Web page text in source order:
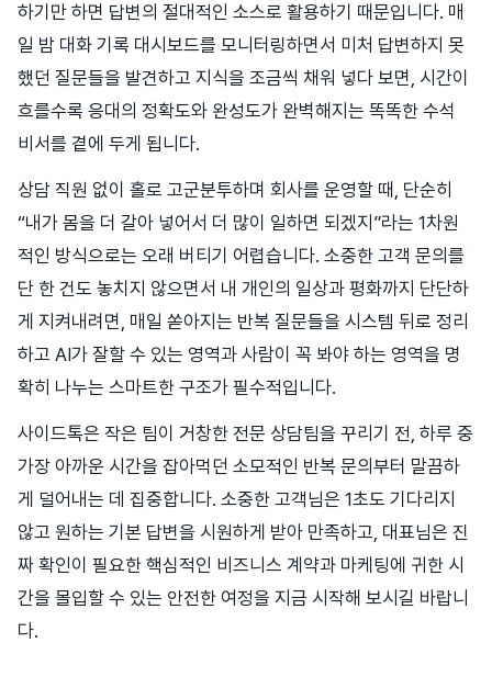
하기만 하면 답변의 절대적인 소스로 활용하기 때문입니다. 매
일 밤 대화 기록 대시보드를 모니터링하면서 미처 답변하지 못
했던 질문들을 발견하고 지식을 조금씩 채워 넣다 보면, 시간이
흐를수록 응대의 정확도와 완성도가 완벽해지는 똑똑한 수석
비서를 곁에 두게 됩니다.
상담 직원 없이 홀로 고군분투하며 회사를 운영할 때, 단순히
“내가 몸을 더 갈아 넣어서 더 많이 일하면 되겠지”라는 1차원
적인 방식으로는 오래 버티기 어렵습니다. 소중한 고객 문의를
단 한 건도 놓치지 않으면서 내 개인의 일상과 평화까지 단단하
게 지켜내려면, 매일 쏟아지는 반복 질문들을 시스템 뒤로 정리
하고 AI가 잘할 수 있는 영역과 사람이 꼭 봐야 하는 영역을 명
확히 나누는 스마트한 구조가 필수적입니다.
사이드톡은 작은 팀이 거창한 전문 상담팀을 꾸리기 전, 하루 중
가장 아까운 시간을 잡아먹던 소모적인 반복 문의부터 말끔하
게 덜어내는 데 집중합니다. 소중한 고객님은 1초도 기다리지
않고 원하는 기본 답변을 시원하게 받아 만족하고, 대표님은 진
짜 확인이 필요한 핵심적인 비즈니스 계약과 마케팅에 귀한 시
간을 몰입할 수 있는 안전한 여정을 지금 시작해 보시길 바랍니
다.